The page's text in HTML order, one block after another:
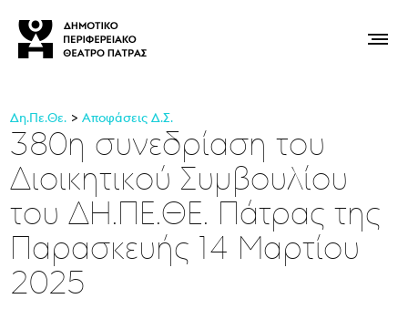
Δη.Πε.Θε. Αποφάσεις Δ.Σ.
380η συνεδρίαση του
Διοικητικού Συμβουλίου
του ΔΗ.ΠΕ.ΘΕ. Πάτρας της
Παρασκευής 14 Μαρτίου
2025